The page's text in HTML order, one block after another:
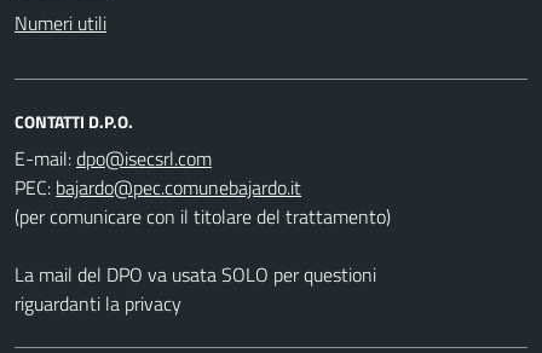
Numeri utili
CONTATTI D.P.O.
E-mail:
PEC:
(per comunicare con il titolare del trattamento)
La mail del DPO va usata SOLO per questioni
riguardanti la privacy